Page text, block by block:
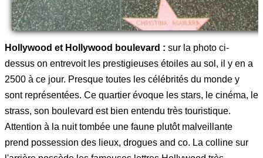
Hollywood et Hollywood boulevard : sur la photo ci-
dessus on entrevoit les prestigieuses étoiles au sol, il y en a
2500 à ce jour. Presque toutes les célébrités du monde y
sont représentées. Ce quartier évoque les stars, le cinéma, le
strass, son boulevard est bien entendu très touristique.
Attention à la nuit tombée une faune plutôt malveillante
prend possession des lieux, drogues and co. La colline sur